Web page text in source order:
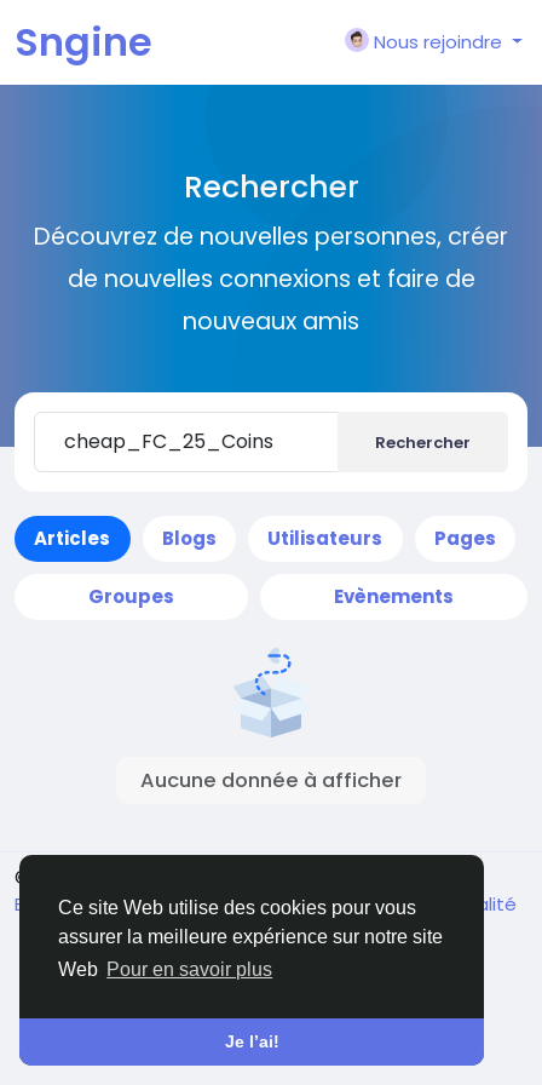
Ce site Web utilise des cookies pour vous
assurer la meilleure expérience sur notre site
Web Pour en savoir plus
Je l’ai!
Sngine Nous rejoindre
Rechercher
Découvrez de nouvelles personnes, créer
de nouvelles connexions et faire de
nouveaux amis
Rechercher
Articles Blogs Utilisateurs Pages
Groupes Evènements
Aucune donnée à afficher
© 2026 Sngine
Environ Conditions générale de vente Confidentialité
Contactez nous Annuaire